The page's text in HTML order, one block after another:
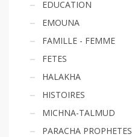
EDUCATION
EMOUNA
FAMILLE - FEMME
FETES
HALAKHA
HISTOIRES
MICHNA-TALMUD
PARACHA PROPHETES